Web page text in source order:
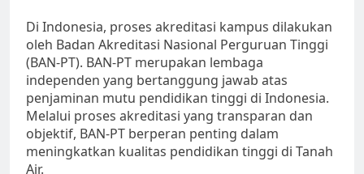
Di Indonesia, proses akreditasi kampus dilakukan
oleh Badan Akreditasi Nasional Perguruan Tinggi
(BAN-PT). BAN-PT merupakan lembaga
independen yang bertanggung jawab atas
penjaminan mutu pendidikan tinggi di Indonesia.
Melalui proses akreditasi yang transparan dan
objektif, BAN-PT berperan penting dalam
meningkatkan kualitas pendidikan tinggi di Tanah
Air.